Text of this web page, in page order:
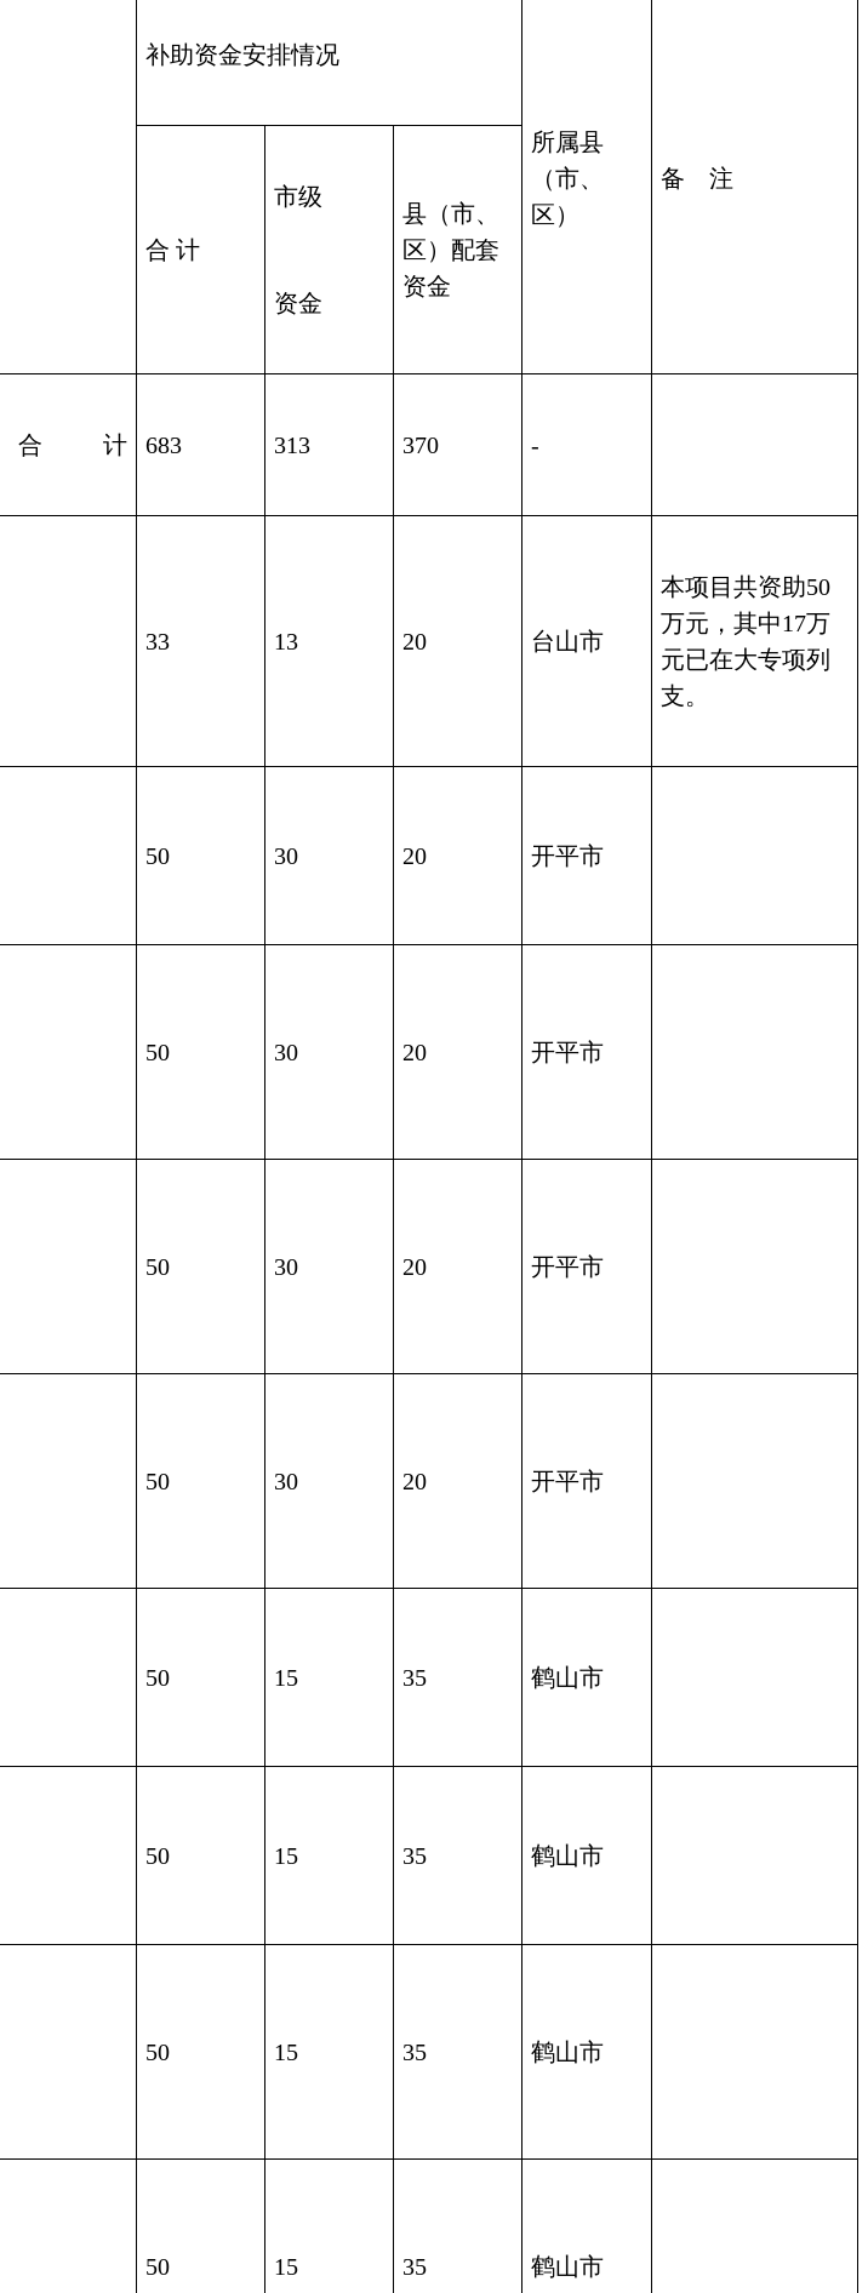
补助资金安排情况
所属县
（市、
区）
备    注
合 计
市级
资金
县（市、
区）配套
资金
合          计 683 313 370 -
33 13 20 台山市
本项目共资助50
万元，其中17万
元已在大专项列
支。
50 30 20 开平市
50 30 20 开平市
50 30 20 开平市
50 30 20 开平市
50 15 35 鹤山市
50 15 35 鹤山市
50 15 35 鹤山市
50 15 35 鹤山市